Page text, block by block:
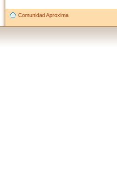
Comunidad Aproxima